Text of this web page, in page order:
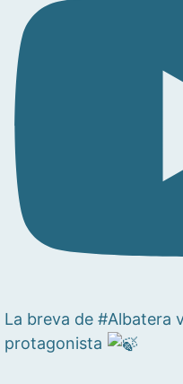
La breva de #Albatera
protagonista